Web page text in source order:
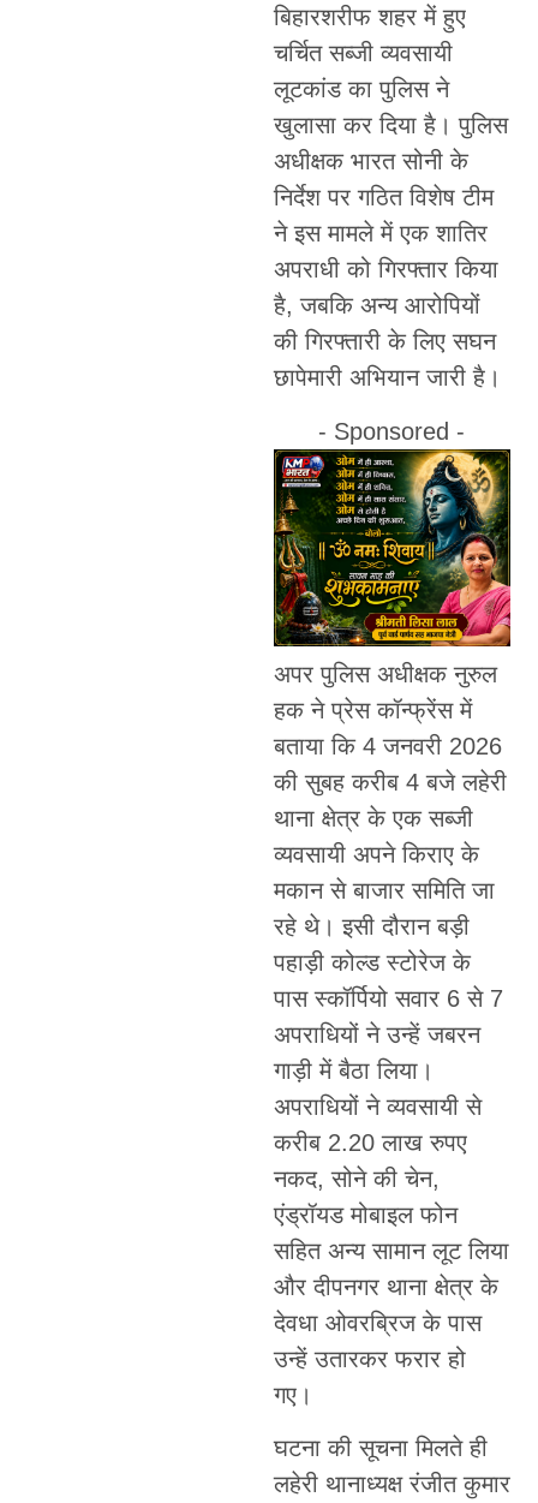
बिहारशरीफ शहर में हुए
चर्चित सब्जी व्यवसायी
लूटकांड का पुलिस ने
खुलासा कर दिया है। पुलिस
अधीक्षक भारत सोनी के
निर्देश पर गठित विशेष टीम
ने इस मामले में एक शातिर
अपराधी को गिरफ्तार किया
है, जबकि अन्य आरोपियों
की गिरफ्तारी के लिए सघन
छापेमारी अभियान जारी है।
- Sponsored -
अपर पुलिस अधीक्षक नुरुल
हक ने प्रेस कॉन्फ्रेंस में
बताया कि 4 जनवरी 2026
की सुबह करीब 4 बजे लहेरी
थाना क्षेत्र के एक सब्जी
व्यवसायी अपने किराए के
मकान से बाजार समिति जा
रहे थे। इसी दौरान बड़ी
पहाड़ी कोल्ड स्टोरेज के
पास स्कॉर्पियो सवार 6 से 7
अपराधियों ने उन्हें जबरन
गाड़ी में बैठा लिया।
अपराधियों ने व्यवसायी से
करीब 2.20 लाख रुपए
नकद, सोने की चेन,
एंड्रॉयड मोबाइल फोन
सहित अन्य सामान लूट लिया
और दीपनगर थाना क्षेत्र के
देवधा ओवरब्रिज के पास
उन्हें उतारकर फरार हो
गए।
घटना की सूचना मिलते ही
लहेरी थानाध्यक्ष रंजीत कुमार